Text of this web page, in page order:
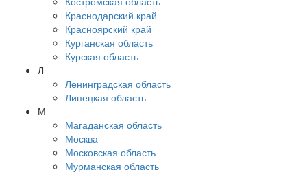
Краснодарский край
Красноярский край
Курганская область
Курская область
Л
Ленинградская область
Липецкая область
М
Магаданская область
Москва
Московская область
Мурманская область